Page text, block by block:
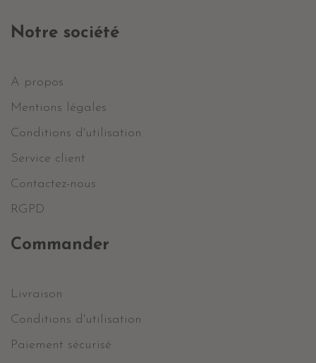
Notre société
A propos
Mentions légales
Conditions d'utilisation
Service client
Contactez-nous
RGPD
Commander
Livraison
Conditions d'utilisation
Paiement sécurisé